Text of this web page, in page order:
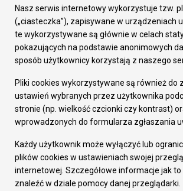
Załatw sprawę
Prezydent Miasta
Rada Miasta
Wydziały
Elektroniczna Skrzynka Podawcza
Gospodarka
Fundusze europejskie
Środki krajowe
Oferty inwestycyjne
Pozostałe
Deklaracja dostępności
Dane osobowe
Dodaj opinię o witrynie
Nasz serwis internetowy wykorzystuje tzw.
(„ciasteczka”), zapisywane w urządzeniach
te wykorzystywane są głównie w celach
pokazujących na podstawie anonimowych
sposób użytkownicy korzystają z naszego
Pliki cookies wykorzystywane są również do
ustawień wybranych przez użytkownika
stronie (np. wielkość czcionki czy kontrast)
wprowadzonych do formularza zgłaszania
Każdy użytkownik może wyłączyć lub
plików cookies w ustawieniach swojej
internetowej. Szczegółowe informacje jak
znaleźć w dziale pomocy danej przeglądarki.